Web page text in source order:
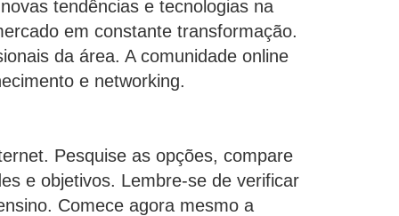
tendências e tecnologias na
em constante transformação.
da área. A comunidade online
e networking.
Pesquise as opções, compare
e objetivos. Lembre-se de verificar
Comece agora mesmo a